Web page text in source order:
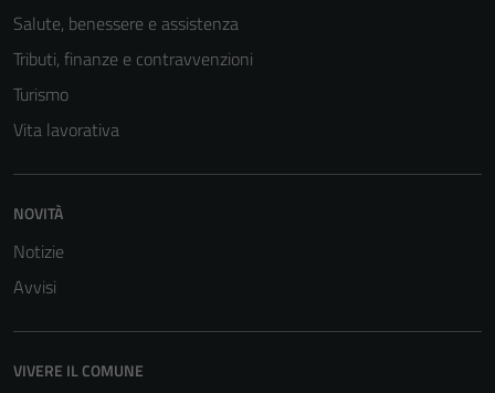
Salute, benessere e assistenza
Tributi, finanze e contravvenzioni
Turismo
Vita lavorativa
NOVITÀ
Notizie
Avvisi
VIVERE IL COMUNE